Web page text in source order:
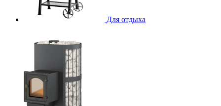
Для отдыха